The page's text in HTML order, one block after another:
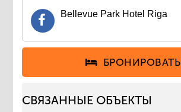
Bellevue Park Hotel Riga
БРОНИРОВАТЬ
СВЯЗАННЫЕ ОБЪЕКТЫ